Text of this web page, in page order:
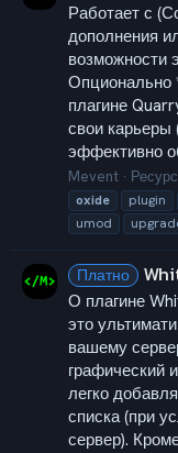
Работает с
дополнения
возможности
плагине
свои карьеры
эффективно
Mevent Ресурс
oxide
plugin
umod
Платно
О плагине
это
вашему
графический
легко
списка (при
сервер).